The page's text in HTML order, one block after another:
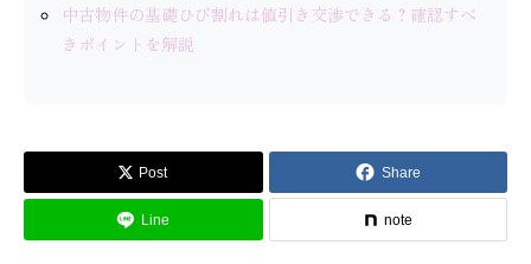
中古物件の基礎ひび割れは値引き交渉できる？確認すべ
きポイントを解説
Post Share
Line note